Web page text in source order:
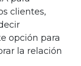
clientes,
opción para
la relación